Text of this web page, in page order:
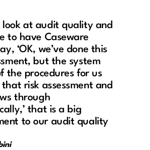
look at audit quality and
to have Caseware
‘OK, we’ve done this
but the system
the procedures for us
that risk assessment and
through
that is a big
to our audit quality